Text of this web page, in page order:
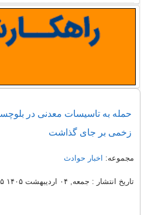
زخمی بر جای گذاشت
مجموعه: اخبار حوادث
تاریخ انتشار : جمعه, ۰۴ اردیبهشت ۱۴۰۵ ۱۱:۵۵